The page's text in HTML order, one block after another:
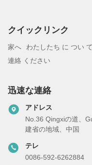
クイックリンク
家へ わたしたち に つい て
連絡 ください
迅速な連絡
アドレス
No.36 Qingxiの道、
建省の地域、中国
テレ
0086-592-6262884